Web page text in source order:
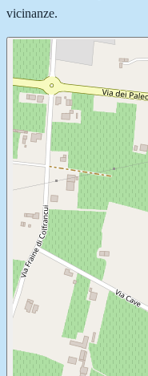
vicinanze.